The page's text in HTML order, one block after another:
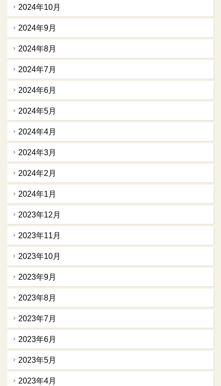
2024年10月
2024年9月
2024年8月
2024年7月
2024年6月
2024年5月
2024年4月
2024年3月
2024年2月
2024年1月
2023年12月
2023年11月
2023年10月
2023年9月
2023年8月
2023年7月
2023年6月
2023年5月
2023年4月